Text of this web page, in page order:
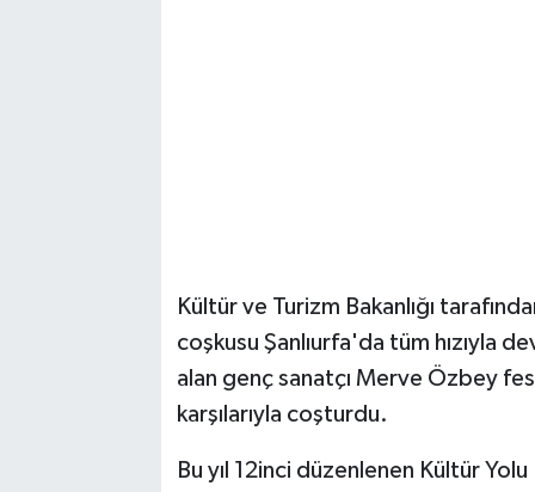
Kültür ve Turizm Bakanlığı
coşkusu Şanlıurfa'da tüm hızıyla
alan genç sanatçı Merve Özbey
karşılarıyla coşturdu.
Bu yıl 12inci düzenlenen Kültür